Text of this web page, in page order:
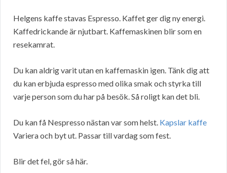
Helgens kaffe stavas Espresso. Kaffet ger dig ny energi.
Kaffedrickande är njutbart. Kaffemaskinen blir som en
resekamrat.
Du kan aldrig varit utan en kaffemaskin igen. Tänk dig att
du kan erbjuda espresso med olika smak och styrka till
varje person som du har på besök. Så roligt kan det bli.
Du kan få Nespresso nästan var som helst. Kapslar kaffe
Variera och byt ut. Passar till vardag som fest.
Blir det fel, gör så här.